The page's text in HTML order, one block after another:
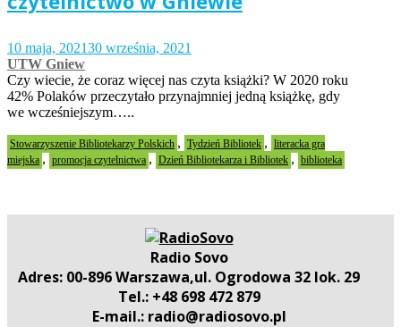
10 maja, 202130 września, 2021
UTW Gniew
Czy wiecie, że coraz więcej nas czyta książki? W 2020 roku
42% Polaków przeczytało przynajmniej jedną książkę, gdy
we wcześniejszym…..
Stowarzyszenie Bibliotekarzy Polskich , Tydzień Bibliotek , literacka gra
miejska , promocja czytelnictwa , Dzień Bibliotekarza i Bibliotek , biblioteka
Radio Sovo
Adres: 00-896 Warszawa,ul. Ogrodowa 32 lok. 29
Tel.: +48 698 472 879
E-mail.: radio@radiosovo.pl